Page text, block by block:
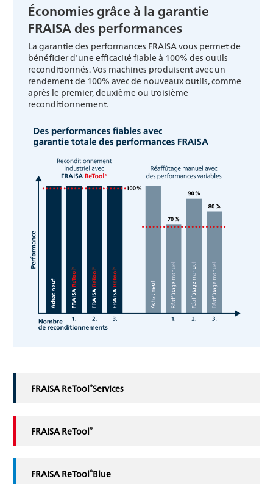
Économies grâce à la garantie
FRAISA des performances
La garantie des performances FRAISA vous permet de
bénéficier d'une efficacité fiable à 100% des outils
reconditionnés. Vos machines produisent avec un
rendement de 100% avec de nouveaux outils, comme
après le premier, deuxième ou troisième
reconditionnement.
FRAISA ReTool®Services
FRAISA ReTool®
FRAISA ReTool®Blue